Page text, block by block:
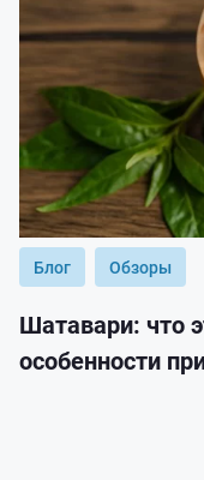
Блог Обзоры
Шатавари: что
особенности